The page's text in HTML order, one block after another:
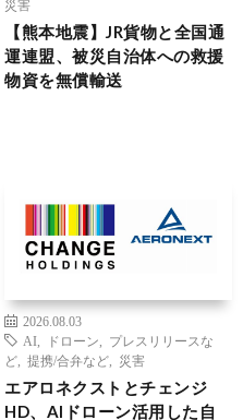
災害
【熊本地震】JR貨物と全国通
運連盟、被災自治体への救援
物資を無償輸送
2026.08.03
AI
ドローン
プレスリリースな
ど
提携/合弁など 災害
エアロネクストとチェンジ
HD、AIドローン活用した自